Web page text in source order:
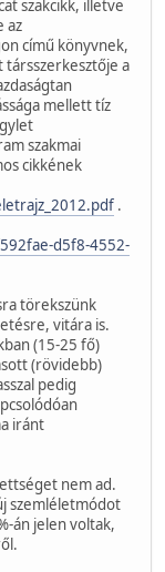
szakcikk, illetve
az
című könyvnek,
társszerkesztője a
mellett tíz
szakmai
cikkének
.
d5f8-4552-
törekszünk
vitára is.
(15-25 fő)
(rövidebb)
pedig
iránt
nem ad.
szemléletmódot
án jelen voltak,